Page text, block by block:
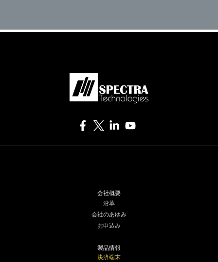
会社概要
沿革
会社のあゆみ
お申込み
製品情報
決済端末